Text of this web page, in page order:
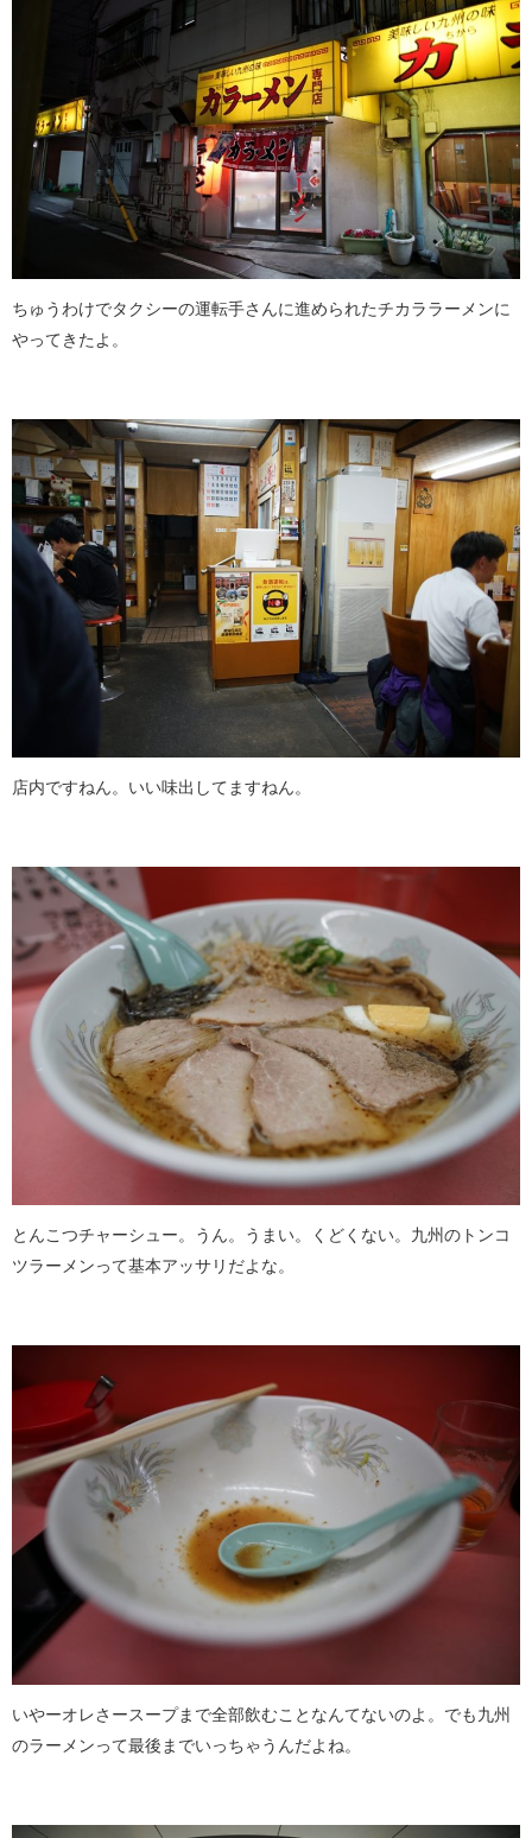
ちゅうわけでタクシーの運転手さんに進められたチカララーメンに
やってきたよ。
店内ですねん。いい味出してますねん。
とんこつチャーシュー。うん。うまい。くどくない。九州のトンコ
ツラーメンって基本アッサリだよな。
いやーオレさースープまで全部飲むことなんてないのよ。でも九州
のラーメンって最後までいっちゃうんだよね。